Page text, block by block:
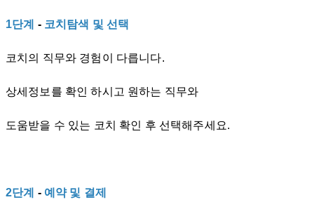
1단계 - 코치탐색 및 선택
코치의 직무와 경험이 다릅니다.
상세정보를 확인 하시고 원하는 직무와
도움받을 수 있는 코치 확인 후 선택해주세요.
2단계 - 예약 및 결제